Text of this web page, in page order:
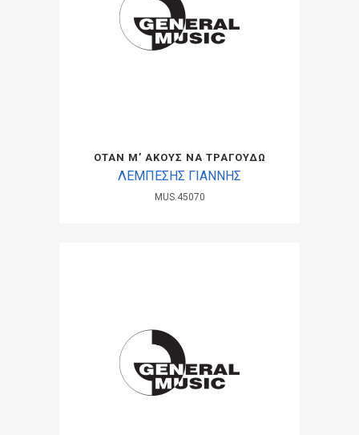
ΟΤΑΝ Μ’ ΑΚΟΥΣ ΝΑ ΤΡΑΓΟΥΔΩ
ΛΕΜΠΕΣΗΣ ΓΙΑΝΝΗΣ
MUS.45070